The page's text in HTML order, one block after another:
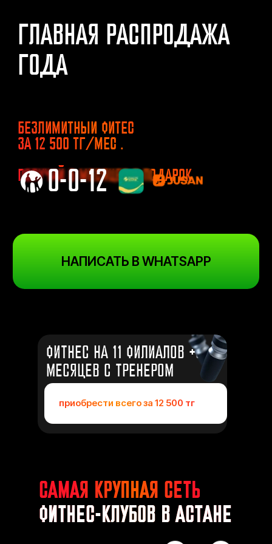
ГЛАВНАЯ РАСПРОДАЖА
ГОДА
НАПИСАТЬ В WHATSAPP
ПОЛУЧАЙ 6 МЕСЯЦЕВ В ПОДАРОК
0-0-12
ФИТНЕС НА 11 ФИЛИАЛОВ +3
МЕСЯЦЕВ С ТРЕНЕРОМ
приобрести всего за 12 500 тг
САМАЯ КРУПНАЯ СЕТЬ
ФИТНЕС-КЛУБОВ В АСТАНЕ